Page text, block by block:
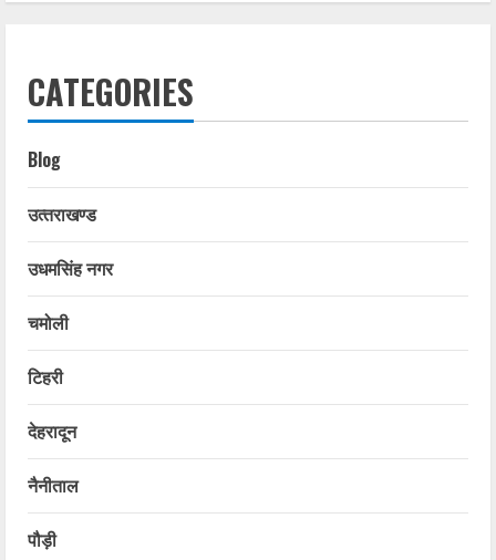
CATEGORIES
Blog
उत्‍तराखण्‍ड
उधमसिंह नगर
चमोली
टिहरी
देहरादून
नैनीताल
पौड़ी